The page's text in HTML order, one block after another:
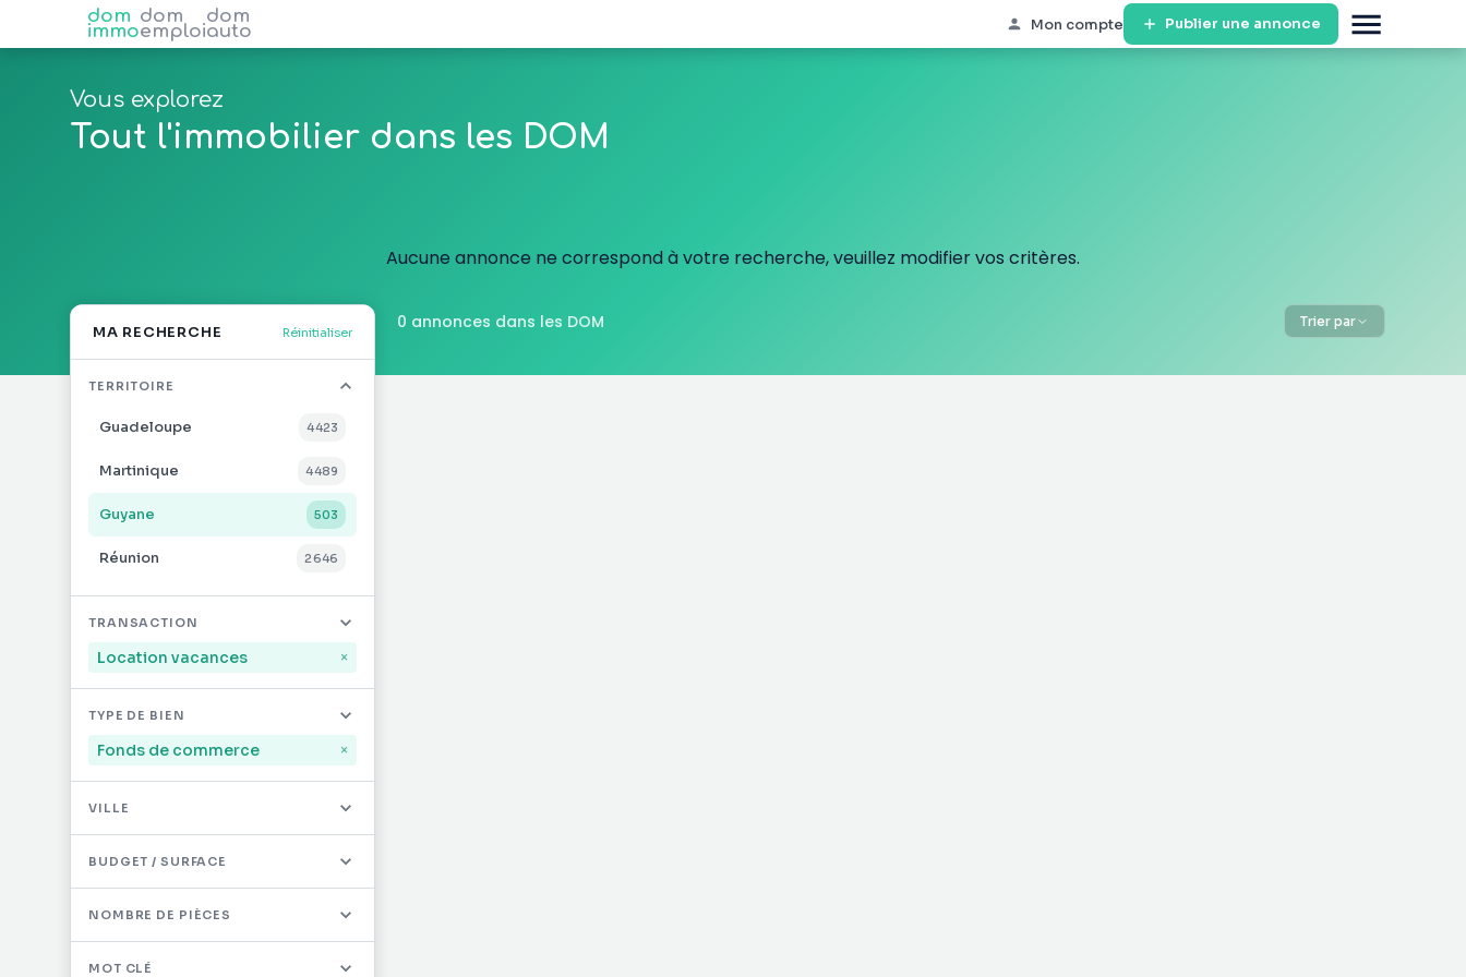
dom
immo
dom
emploi
dom
auto Mon compte Publier une annonce
Vous explorez
Tout l'immobilier dans les DOM
Aucune annonce ne correspond à votre recherche, veuillez modifier vos critères.
MA RECHERCHE Réinitialiser
TERRITOIRE
Guadeloupe 4 423
Martinique 4 489
Guyane 503
Réunion 2 646
Mayotte
Saint-Barthélémy 12
TRANSACTION
Location vacances ×
TYPE DE BIEN
Fonds de commerce ×
VILLE
BUDGET / SURFACE
NOMBRE DE PIÈCES
MOT CLÉ
0 annonces dans les DOM Trier par